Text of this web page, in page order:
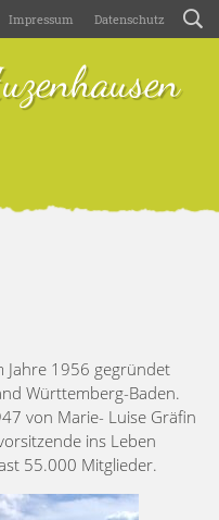
Impressum Datenschutz
Jahre 1956 gegründet
Württemberg-Baden.
von Marie- Luise Gräfin
ins Leben
55.000 Mitglieder.